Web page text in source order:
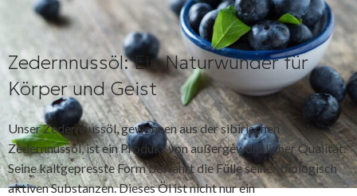
Zedernnussöl: Ein Naturwunder für
Körper und Geist
Unser Zedernnussöl, gewonnen aus der sibirischen
Zedernnussöl, ist ein Produkt von außergewöhnlicher Qualität.
Seine kaltgepresste Form bewahrt die Fülle seiner biologisch
aktiven Substanzen. Dieses Öl ist nicht nur ein